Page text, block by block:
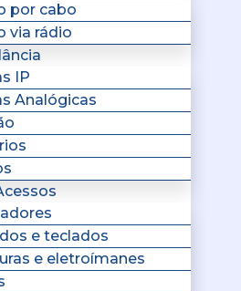
por cabo
via rádio
IP
Analógicas
e teclados
e eletroímanes